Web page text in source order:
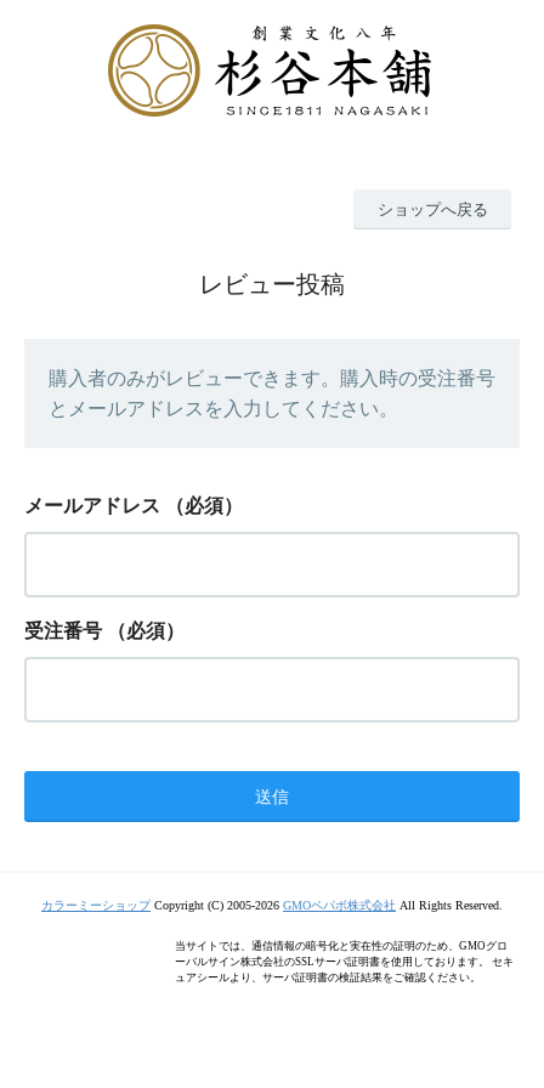
ショップへ戻る
レビュー投稿
購入者のみがレビューできます。購入時の受注番号
とメールアドレスを入力してください。
メールアドレス （必須）
受注番号 （必須）
カラーミーショップCopyright (C) 2005-2026 GMOペパボ株式会社 All Rights Reserved.
当サイトでは、通信情報の暗号化と実在性の証明のため、GMOグロ
ーバルサイン株式会社のSSLサーバ証明書を使用しております。 セキ
ュアシールより、サーバ証明書の検証結果をご確認ください。